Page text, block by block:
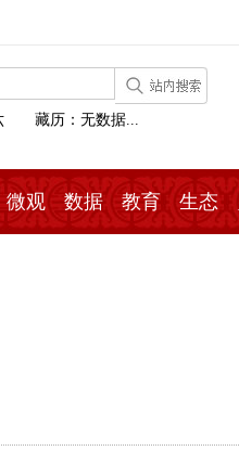
藏历：无数据...
微观 数据 教育 生态